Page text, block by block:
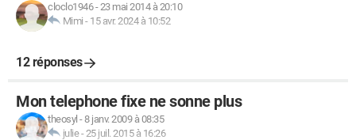
cloclo1946-23 mai 2014 à 20:10
Mimi - 15 avr. 2024 à 10:52
12 réponses
Mon telephone fixe ne sonne plus
theosyl -8 janv. 2009 à 08:35
julie-25 juil. 2015 à 16:26